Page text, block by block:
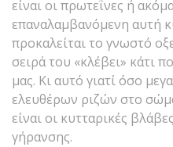
είναι οι πρωτεΐνες ή
επαναλαμβανόμενη αυτή
προκαλείται το γνωστό
σειρά του «κλέβει» κάτι
μας. Kι αυτό γιατί όσο
ελευθέρων ριζών στο
είναι οι κυτταρικές
γήρανσης.